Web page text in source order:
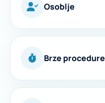
Osoblje
Brze procedure